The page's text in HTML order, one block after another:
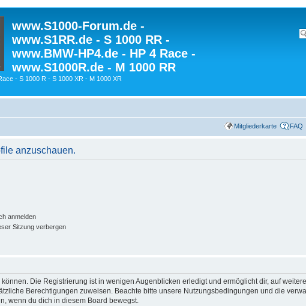
www.S1000-Forum.de -
www.S1RR.de - S 1000 RR -
www.BMW-HP4.de - HP 4 Race -
www.S1000R.de - M 1000 RR
- S 1000 R - S 1000 XR - M 1000 XR
Mitgliederkarte FAQ
anzuschauen.
anmelden
Sitzung verbergen
Die Registrierung ist in wenigen Augenblicken erledigt und ermöglicht dir, auf
Berechtigungen zuweisen. Beachte bitte unsere Nutzungsbedingungen und die
wenn du dich in diesem Board bewegst.